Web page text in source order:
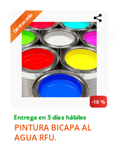
huellas de lijado. Para
preparación antes de la pintura.
Uso versátil en automoción,
decoración e industria.
-10 %
Destacado
Entrega en 5 días hábiles
PINTURA BICAPA AL
AGUA RFU.